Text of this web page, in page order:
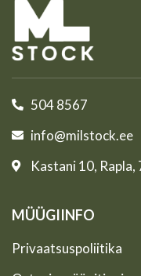
504 8567
info@milstock.ee
Kastani 10,
MÜÜGIINFO
Privaatsuspoliitika